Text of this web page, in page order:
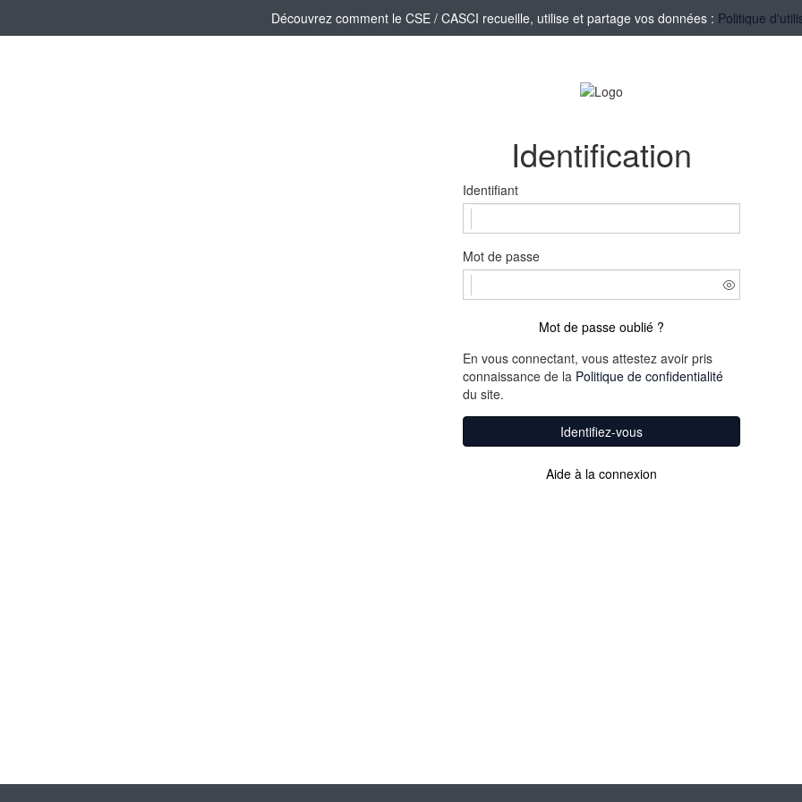
Découvrez comment le CSE / CASCI recueille, utilise et partage vos données : Politique
Identification
Identifiant
Mot de passe
Mot de passe oublié ?
En vous connectant, vous attestez avoir pris
connaissance de la Politique de confidentialité
du site.
Identifiez-vous
Aide à la connexion